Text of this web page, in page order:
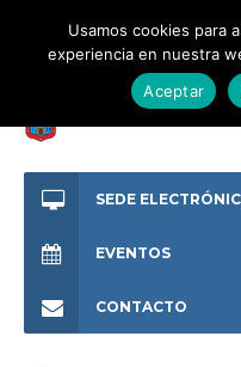
SEDE
EVENTOS
CONTACTO
Usamos cookies para
experiencia en nuestra
Aceptar